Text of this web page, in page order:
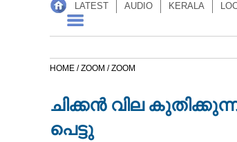
NEWS 360
LATEST AUDIO KERALA
HOME /ZOOM /ZOOM
ചിക്കൻ വില
പെട്ടു